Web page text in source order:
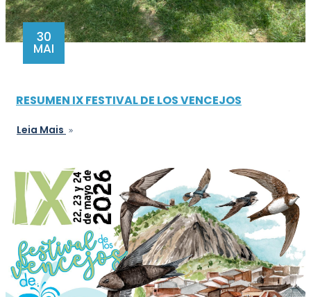
30
MAI
RESUMEN IX FESTIVAL DE LOS VENCEJOS
Leia Mais